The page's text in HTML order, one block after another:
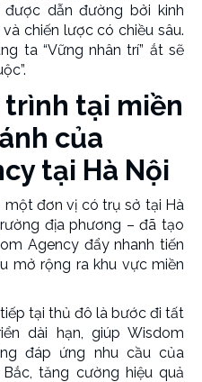
dẫn đường bởi kinh
chiến lược có chiều sâu.
ta “Vững nhân trí” ắt sẽ
trình tại miền
của
tại Hà Nội
một đơn vị có trụ sở tại Hà
địa phương – đã tạo
Agency đẩy nhanh tiến
mở rộng ra khu vực miền
tại thủ đô là bước đi tất
dài hạn, giúp Wisdom
đáp ứng nhu cầu của
tăng cường hiệu quả